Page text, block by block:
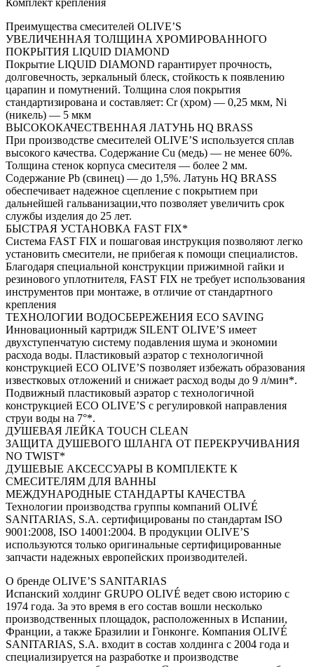
Преимущества смесителей OLIVE’S
УВЕЛИЧЕННАЯ ТОЛЩИНА ХРОМИРОВАННОГО
ПОКРЫТИЯ LIQUID DIAMOND
Покрытие LIQUID DIAMOND гарантирует прочность,
долговечность, зеркальный блеск, стойкость к появлению
царапин и помутнений. Толщина слоя покрытия
стандартизирована и составляет: Сr (хром) — 0,25 мкм, Ni
(никель) — 5 мкм
ВЫСОКОКАЧЕСТВЕННАЯ ЛАТУНЬ HQ BRASS
При производстве смесителей OLIVE’S используется сплав
высокого качества. Содержание Cu (медь) — не менее 60%.
Толщина стенок корпуса смесителя — более 2 мм.
Содержание Pb (свинец) — до 1,5%. Латунь HQ BRASS
обеспечивает надежное сцепление с покрытием при
дальнейшей гальванизации,что позволяет увеличить срок
службы изделия до 25 лет.
БЫСТРАЯ УСТАНОВКА FAST FIX*
Система FAST FIX и пошаговая инструкция позволяют легко
установить смесители, не прибегая к помощи специалистов.
Благодаря специальной конструкции прижимной гайки и
резинового уплотнителя, FAST FIX не требует использования
инструментов при монтаже, в отличие от стандартного
крепления
ТЕХНОЛОГИИ ВОДОСБЕРЕЖЕНИЯ ECO SAVING
Инновационный картридж SILENT OLIVE’S имеет
двухступенчатую систему подавления шума и экономии
расхода воды. Пластиковый аэратор с технологичной
конструкцией ECO OLIVE’S позволяет избежать образования
известковых отложений и снижает расход воды до 9 л/мин*.
Подвижный пластиковый аэратор с технологичной
конструкцией ECO OLIVE’S с регулировкой направления
струи воды на 7°*.
ДУШЕВАЯ ЛЕЙКА TOUCH CLEAN
ЗАЩИТА ДУШЕВОГО ШЛАНГА ОТ ПЕРЕКРУЧИВАНИЯ
NO TWIST*
ДУШЕВЫЕ АКСЕССУАРЫ В КОМПЛЕКТЕ К
СМЕСИТЕЛЯМ ДЛЯ ВАННЫ
МЕЖДУНАРОДНЫЕ СТАНДАРТЫ КАЧЕСТВА
Технологии производства группы компаний OLIVÉ
SANITARIAS, S.A. сертифицированы по стандартам ISO
9001:2008, ISO 14001:2004. В продукции OLIVE’S
используются только оригинальные сертифицированные
запчасти надежных европейских производителей.
О бренде OLIVE’S SANITARIAS
Испанский холдинг GRUPO OLIVÉ ведет свою историю с
1974 года. За это время в его состав вошли несколько
производственных площадок, расположенных в Испании,
Франции, а также Бразилии и Гонконге. Компания OLIVÉ
SANITARIAS, S.A. входит в состав холдинга с 2004 года и
специализируется на разработке и производстве